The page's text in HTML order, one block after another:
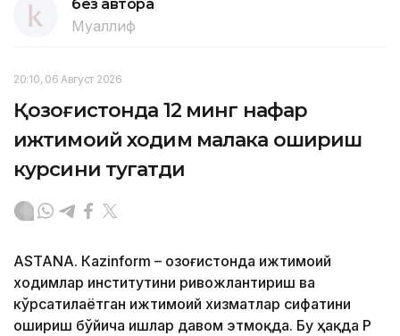
без автора
Муаллиф
20:10, 06 Август 2026
Қозоғистонда 12 минг нафар
ижтимоий ходим малака ошириш
курсини тугатди
ASTANА. Кazinform – Қозоғистонда ижтимоий
ходимлар институтини ривожлантириш ва
кўрсатилаётган ижтимоий хизматлар сифатини
ошириш бўйича ишлар давом этмоқда. Бу ҳақда ҚР